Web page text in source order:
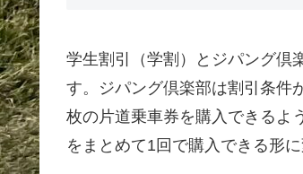
学生割引（学割）とジパング倶
す。ジパング倶楽部は割引条件
枚の片道乗車券を購入できるよ
をまとめて1回で購入できる形に